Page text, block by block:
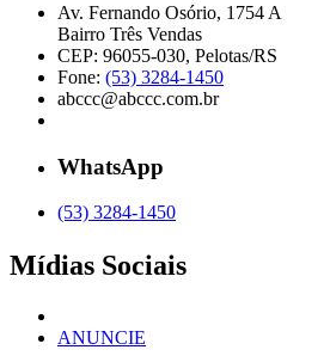
Av. Fernando Osório, 1754 A
Bairro Três Vendas
CEP: 96055-030, Pelotas/RS
Fone: (53) 3284-1450
abccc@abccc.com.br
WhatsApp
(53) 3284-1450
Mídias Sociais
ANUNCIE